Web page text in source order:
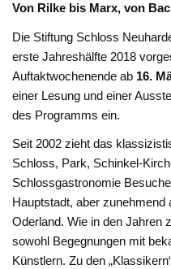
Von Rilke bis Marx, von
Die Stiftung Schloss
erste Jahreshälfte 2018
Auftaktwochenende ab 16.
einer Lesung und einer
des Programms ein.
Seit 2002 zieht das
Schloss, Park, Schinkel-
Schlossgastronomie
Hauptstadt, aber
Oderland. Wie in den Jahren
sowohl Begegnungen mit
Künstlern. Zu den